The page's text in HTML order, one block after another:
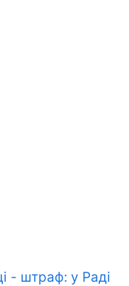
- штраф: у Раді